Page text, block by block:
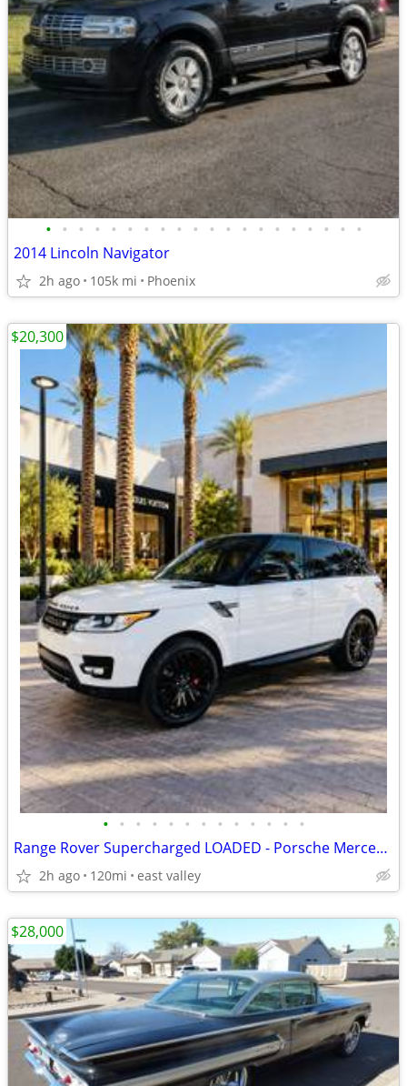
• • • • • • • • • • • • • • • • • • • •
2014 Lincoln Navigator
2h ago 105k mi Phoenix
• • • • • • • • • • • • •
Range Rover Supercharged LOADED - Porsche Mercedes BMW Audi lexus
2h ago 120mi east valley
$20,300
$28,000